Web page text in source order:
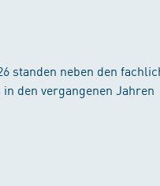
standen neben den
den vergangenen Jahren